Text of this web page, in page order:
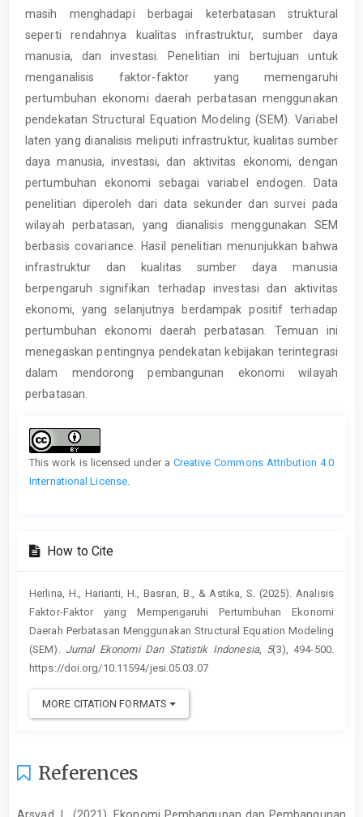
masih menghadapi berbagai keterbatasan struktural
seperti rendahnya kualitas infrastruktur, sumber daya
manusia, dan investasi. Penelitian ini bertujuan untuk
menganalisis faktor-faktor yang memengaruhi
pertumbuhan ekonomi daerah perbatasan menggunakan
pendekatan Structural Equation Modeling (SEM). Variabel
laten yang dianalisis meliputi infrastruktur, kualitas sumber
daya manusia, investasi, dan aktivitas ekonomi, dengan
pertumbuhan ekonomi sebagai variabel endogen. Data
penelitian diperoleh dari data sekunder dan survei pada
wilayah perbatasan, yang dianalisis menggunakan SEM
berbasis covariance. Hasil penelitian menunjukkan bahwa
infrastruktur dan kualitas sumber daya manusia
berpengaruh signifikan terhadap investasi dan aktivitas
ekonomi, yang selanjutnya berdampak positif terhadap
pertumbuhan ekonomi daerah perbatasan. Temuan ini
menegaskan pentingnya pendekatan kebijakan terintegrasi
dalam mendorong pembangunan ekonomi wilayah
perbatasan.
Article
Details
This work is licensed under a Creative Commons Attribution 4.0
International License
How to Cite
Herlina, H., Harianti, H., Basran, B., & Astika, S. (2025). Analisis
Faktor-Faktor yang Mempengaruhi Pertumbuhan Ekonomi
Daerah Perbatasan Menggunakan Structural Equation Modeling
(SEM). Jurnal Ekonomi Dan Statistik Indonesia, 5(3), 494-500.
https://doi.org/10.11594/jesi.05.03.07
MORE CITATION FORMATS
References